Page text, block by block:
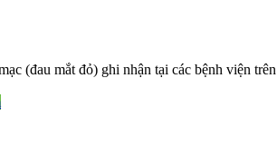
(đau mắt đỏ) ghi nhận tại các bệnh viện